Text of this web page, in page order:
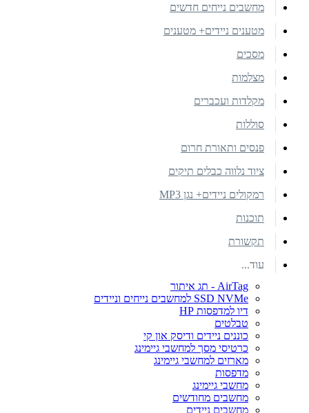
מחשבים נייחים חדשים
מטענים ניידים+ מטענים
מסכים
מצלמות
מקלדות ועכברים
סוללות
פנסים ותאורת חרום
ציוד נלווה כבלים תיקים
רמקולים ניידים+ נגן MP3
תוכנות
תקשורת
עוד...
AirTag - תג איתור
SSD NVMe למחשבים נייחים וניידים
דיו למדפסות HP
טבלטים
כוננים ניידים ודיסק און קי
כרטיסי מסך למחשבי גיימינג
מארזים למחשבי גיימינג
מדפסות
מחשבי גיימינג
מחשבים מחודשים
מחשבים ניידים